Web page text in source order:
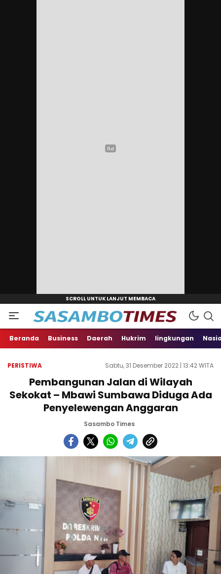
Beranda Business Daerah Hukrim lingkungan
PERISTIWA Sabtu, 31 Desember 2022 | 13:42 WITA
Pembangunan Jalan di Wilayah
Sekokat – Mbawi Sumbawa Diduga Ada
Penyelewengan Anggaran
Sasambo Times